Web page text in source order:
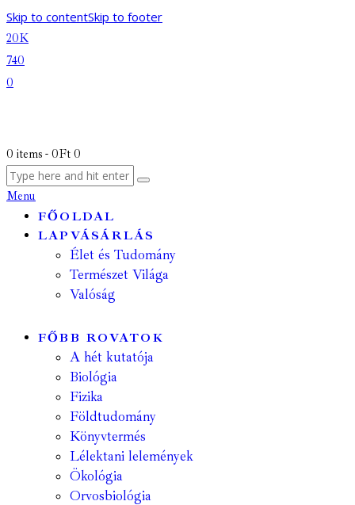
Skip to contentSkip to footer
20K
740
0
0 items - 0Ft 0
Menu
FŐOLDAL
LAPVÁSÁRLÁS
Élet és Tudomány
Természet Világa
Valóság
FŐBB ROVATOK
A hét kutatója
Biológia
Fizika
Földtudomány
Könyvtermés
Lélektani lelemények
Ökológia
Orvosbiológia